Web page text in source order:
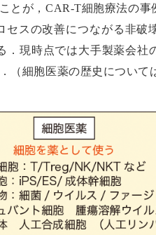
とが，CAR-T細胞療法の
スの改善につながる非破
．現時点では大手製薬会社
（細胞医薬の歴史について